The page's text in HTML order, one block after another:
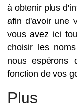
à obtenir plus
afin d'avoir une
vous avez ici
choisir les
nous espérons
fonction de vos
Plus